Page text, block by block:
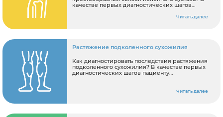
качестве первых диагностических шагов
Читать далее
Растяжение подколенного сухожилия
Как диагностировать последствия растяжения
подколенного сухожилия? В качестве первых
диагностических шагов пациенту
Читать далее